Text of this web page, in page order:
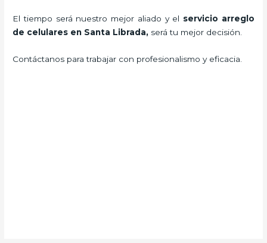
El tiempo será nuestro mejor aliado y el servicio arreglo
de celulares en Santa Librada, será tu mejor decisión.
Contáctanos para trabajar con profesionalismo y eficacia.